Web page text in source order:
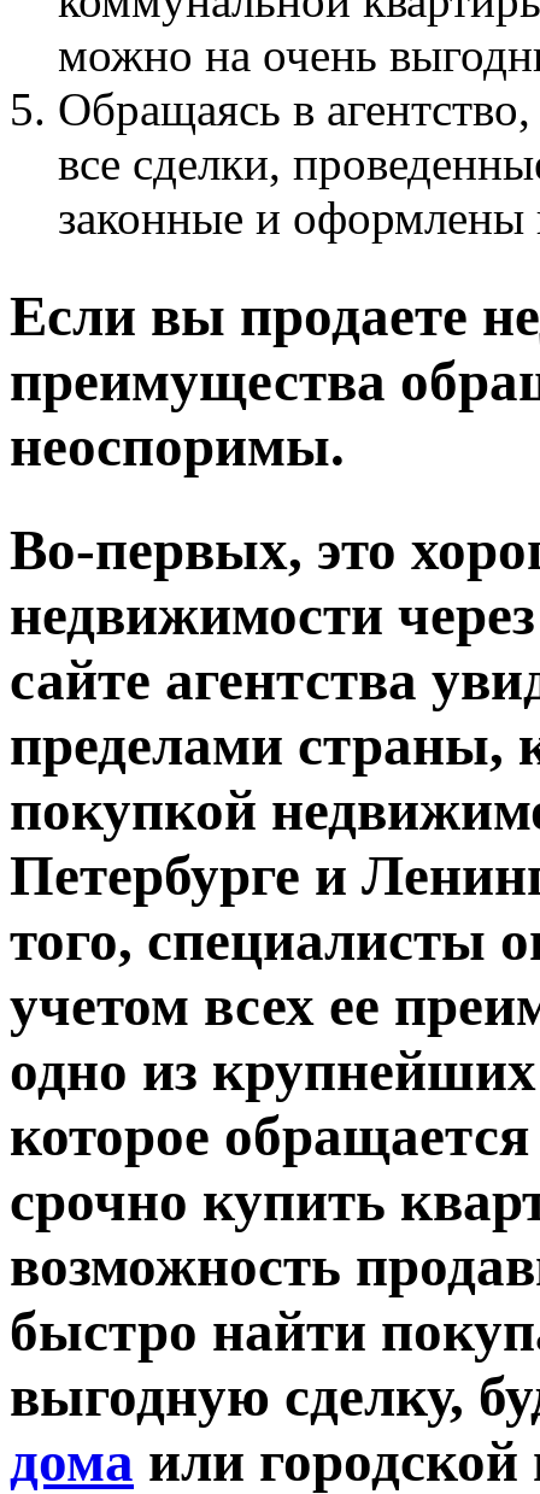
можно на очень
Обращаясь в
все сделки,
законные и
Если вы продаете
преимущества
неоспоримы.
Во-первых, это
недвижимости
сайте агентства
пределами страны,
покупкой
Петербурге и
того, специалисты
учетом всех ее
одно из
которое
срочно купить
возможность
быстро найти
выгодную сделку,
дома или